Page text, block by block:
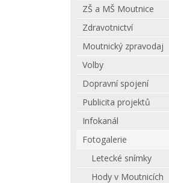
ZŠ a MŠ Moutnice
Zdravotnictví
Moutnický zpravodaj
Volby
Dopravní spojení
Publicita projektů
Infokanál
Fotogalerie
Letecké snímky
Hody v Moutnicích